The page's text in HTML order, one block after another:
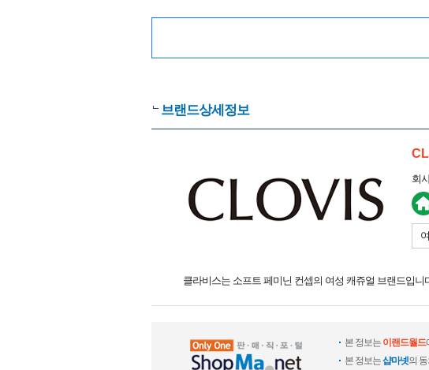
브랜드상세정보
회
클라비스는 소프트 페미닌 컨셉의 여성 캐쥬얼 브랜드입니
본 정보는 이랜드월드
본 정보는샵마넷의